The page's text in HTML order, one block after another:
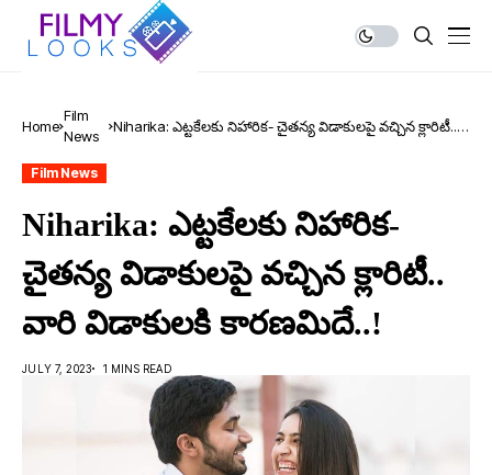
Home
Film
News
Niharika: ఎట్ట‌కేల‌కు నిహారిక- చైత‌న్య విడాకుల‌పై వ‌చ్చిన క్లారిటీ..
Film News
Niharika: ఎట్ట‌కేల‌కు నిహారిక-
చైత‌న్య విడాకుల‌పై వ‌చ్చిన క్లారిటీ..
వారి విడాకుల‌కి కార‌ణ‌మిదే..!
JULY 7, 2023 1 MINS READ